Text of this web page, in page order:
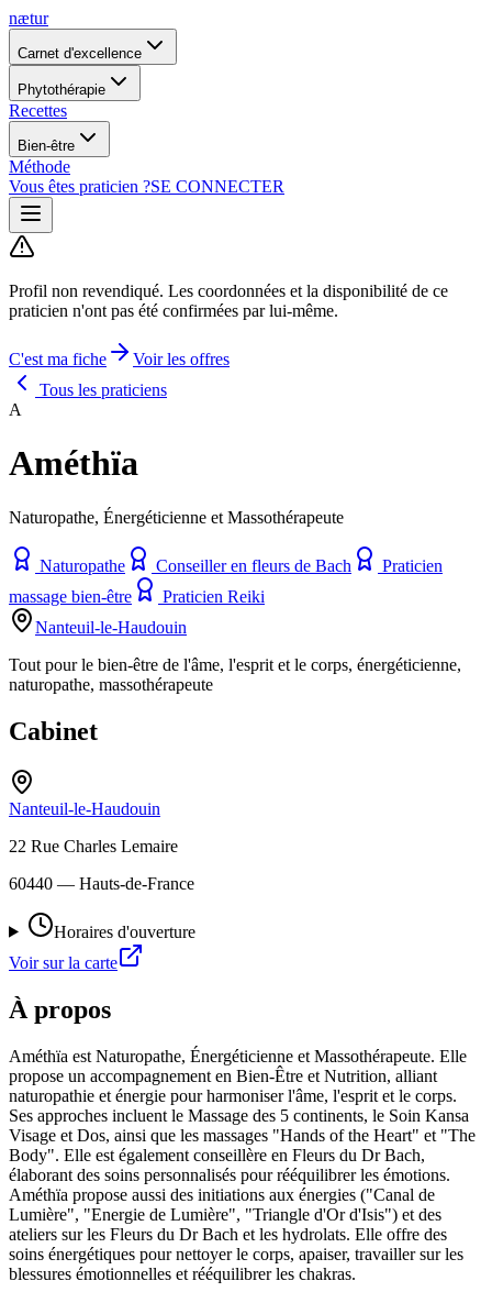
nætur
Carnet d'excellence
Phytothérapie
Recettes
Bien-être
Méthode
Vous êtes praticien ?SE CONNECTER
Profil non revendiqué. Les coordonnées et la disponibilité de ce
praticien n'ont pas été confirmées par lui-même.
C'est ma fiche
Voir les offres
Tous les praticiens
A
Améthïa
Naturopathe, Énergéticienne et Massothérapeute
Naturopathe Conseiller en fleurs de Bach
Praticien
massage bien-être
Praticien Reiki
Nanteuil-le-Haudouin
Tout pour le bien-être de l'âme, l'esprit et le corps, énergéticienne,
naturopathe, massothérapeute
Cabinet
Nanteuil-le-Haudouin
22 Rue Charles Lemaire
60440 — Hauts-de-France
Horaires d'ouverture
Voir sur la carte
À propos
Améthïa est Naturopathe, Énergéticienne et Massothérapeute. Elle
propose un accompagnement en Bien-Être et Nutrition, alliant
naturopathie et énergie pour harmoniser l'âme, l'esprit et le corps.
Ses approches incluent le Massage des 5 continents, le Soin Kansa
Visage et Dos, ainsi que les massages "Hands of the Heart" et "The
Body". Elle est également conseillère en Fleurs du Dr Bach,
élaborant des soins personnalisés pour rééquilibrer les émotions.
Améthïa propose aussi des initiations aux énergies ("Canal de
Lumière", "Energie de Lumière", "Triangle d'Or d'Isis") et des
ateliers sur les Fleurs du Dr Bach et les hydrolats. Elle offre des
soins énergétiques pour nettoyer le corps, apaiser, travailler sur les
blessures émotionnelles et rééquilibrer les chakras.